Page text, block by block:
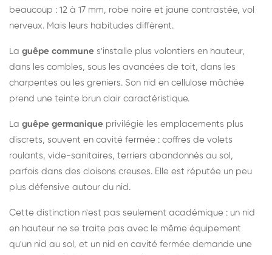
beaucoup : 12 à 17 mm, robe noire et jaune contrastée, vol
nerveux. Mais leurs habitudes diffèrent.
La guêpe commune s'installe plus volontiers en hauteur,
dans les combles, sous les avancées de toit, dans les
charpentes ou les greniers. Son nid en cellulose mâchée
prend une teinte brun clair caractéristique.
La guêpe germanique privilégie les emplacements plus
discrets, souvent en cavité fermée : coffres de volets
roulants, vide-sanitaires, terriers abandonnés au sol,
parfois dans des cloisons creuses. Elle est réputée un peu
plus défensive autour du nid.
Cette distinction n'est pas seulement académique : un nid
en hauteur ne se traite pas avec le même équipement
qu'un nid au sol, et un nid en cavité fermée demande une